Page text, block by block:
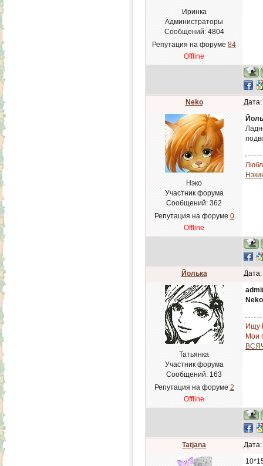
Иринка
Администраторы
Сообщений: 4804
Репутация на форуме 84
Offline
Neko
Нэко
Участник форума
Сообщений: 362
Репутация на форуме 0
Offline
Йолька
Татьянка
Участник форума
Сообщений: 163
Репутация на форуме 2
Offline
Neko
Ищу
Мои
Tatjana